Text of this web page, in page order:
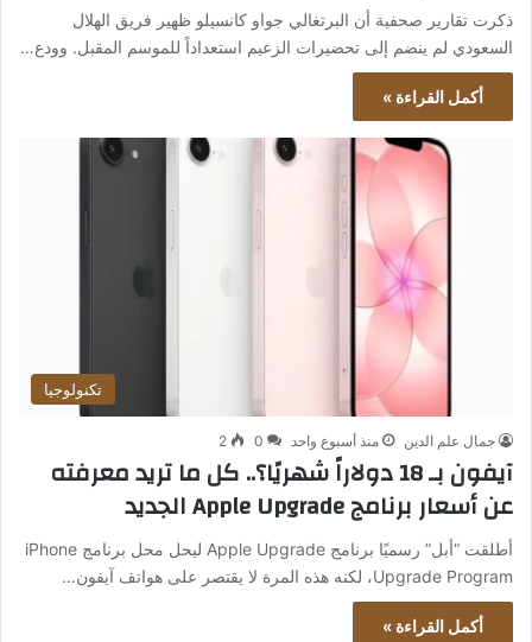
ذكرت تقارير صحفية أن البرتغالي جواو كانسيلو ظهير فريق الهلال
السعودي لم ينضم إلى تحضيرات الزعيم استعداداً للموسم المقبل. وودع…
أكمل القراءة »
تكنولوجيا
جمال علم الدين منذ أسبوع واحد 0
2
آيفون بـ 18 دولاراً شهريًا؟.. كل ما تريد معرفته
عن أسعار برنامج Apple Upgrade الجديد
أطلقت “أبل” رسميًا برنامج Apple Upgrade ليحل محل برنامج iPhone
Upgrade Program، لكنه هذه المرة لا يقتصر على هواتف آيفون…
أكمل القراءة »